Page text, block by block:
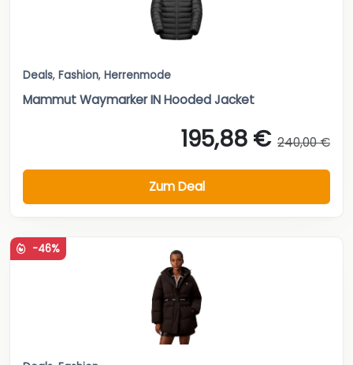
Deals, Fashion, Herrenmode
Mammut Waymarker IN Hooded Jacket
195,88 € 240,00 €
Zum Deal
-46%